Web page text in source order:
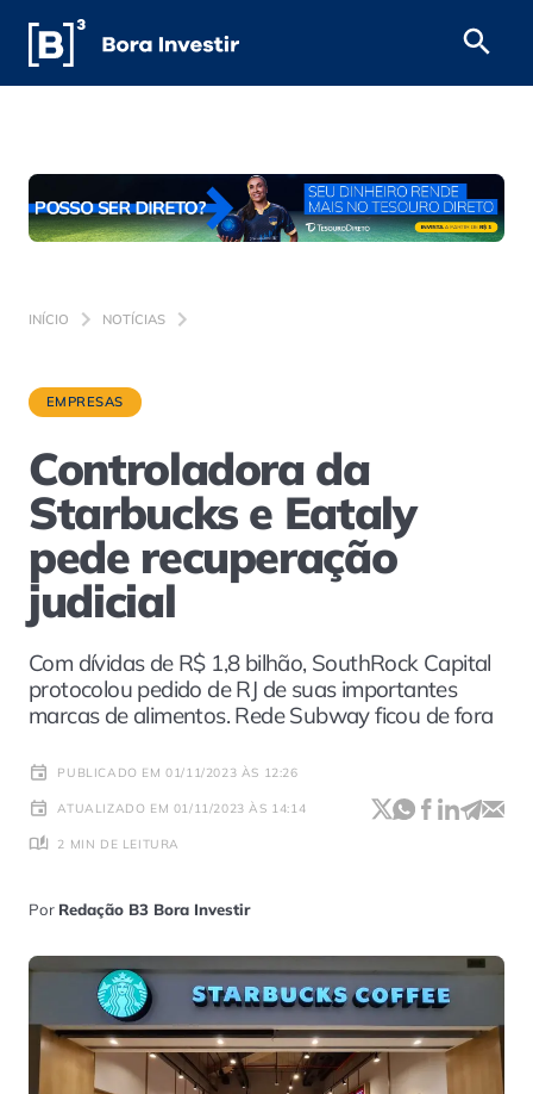
INÍCIO NOTÍCIAS
EMPRESAS
Controladora da
Starbucks e Eataly
pede recuperação
judicial
Com dívidas de R$ 1,8 bilhão, SouthRock Capital
protocolou pedido de RJ de suas importantes
marcas de alimentos. Rede Subway ficou de fora
PUBLICADO EM 01/11/2023 ÀS 12:26
ATUALIZADO EM 01/11/2023 ÀS 14:14
2 MIN DE LEITURA
Por Redação B3 Bora Investir